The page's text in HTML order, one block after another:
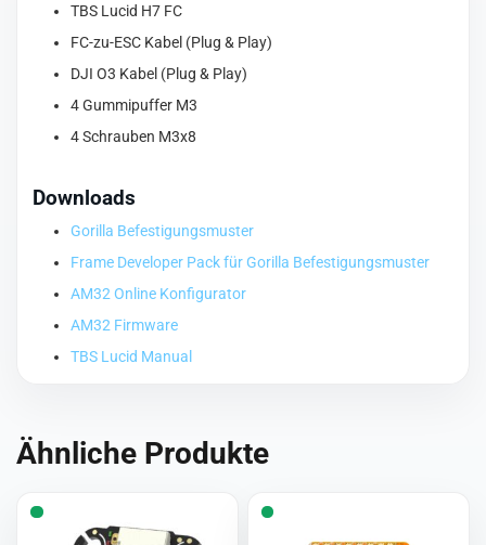
TBS Lucid H7 FC
FC-zu-ESC Kabel (Plug & Play)
DJI O3 Kabel (Plug & Play)
4 Gummipuffer M3
4 Schrauben M3x8
Downloads
Gorilla Befestigungsmuster
Frame Developer Pack für Gorilla Befestigungsmuster
AM32 Online Konfigurator
AM32 Firmware
TBS Lucid Manual
Ähnliche Produkte